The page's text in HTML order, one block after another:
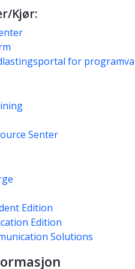
Kjør:
for
Senter
Edition
Edition
Solutions